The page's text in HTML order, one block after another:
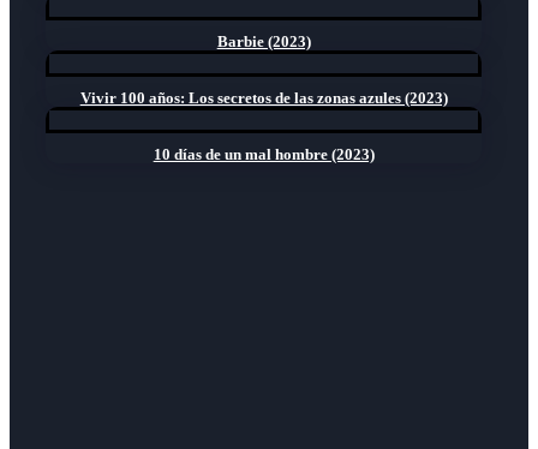
Barbie (2023)
Vivir 100 años: Los secretos de las zonas azules (2023)
10 días de un mal hombre (2023)